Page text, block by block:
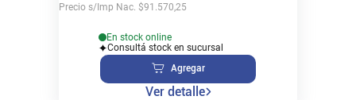
Precio s/Imp Nac. $91.570,25
En stock online
Consultá stock en sucursal
Agregar
Ver detalle